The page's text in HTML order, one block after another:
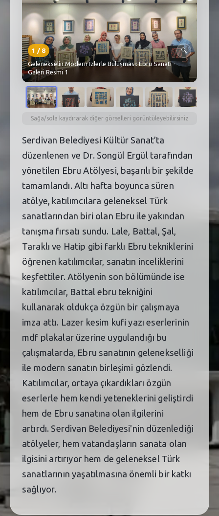
1 /8
🔍
Gelenekselin Modern İzlerle Buluşması: Ebru Sanatı -
Galeri Resmi 1
Sağa/sola kaydırarak diğer görselleri görüntüleyebilirsiniz
Serdivan Belediyesi Kültür Sanat’ta
düzenlenen ve Dr. Songül Ergül tarafından
yönetilen Ebru Atölyesi, başarılı bir şekilde
tamamlandı. Altı hafta boyunca süren
atölye, katılımcılara geleneksel Türk
sanatlarından biri olan Ebru ile yakından
tanışma fırsatı sundu. Lale, Battal, Şal,
Taraklı ve Hatip gibi farklı Ebru tekniklerini
öğrenen katılımcılar, sanatın inceliklerini
keşfettiler. Atölyenin son bölümünde ise
katılımcılar, Battal ebru tekniğini
kullanarak oldukça özgün bir çalışmaya
imza attı. Lazer kesim kufi yazı eserlerinin
mdf plakalar üzerine uygulandığı bu
çalışmalarda, Ebru sanatının gelenekselliği
ile modern sanatın birleşimi gözlendi.
Katılımcılar, ortaya çıkardıkları özgün
eserlerle hem kendi yeteneklerini geliştirdi
hem de Ebru sanatına olan ilgilerini
artırdı. Serdivan Belediyesi'nin düzenlediği
atölyeler, hem vatandaşların sanata olan
ilgisini artırıyor hem de geleneksel Türk
sanatlarının yaşatılmasına önemli bir katkı
sağlıyor.
SEBİK
NÖBETÇI ECZANELER
SABSIS - AFET
KÜREK
PARKLAR
PAZAR YERLERI
ATIK YÖNETIM